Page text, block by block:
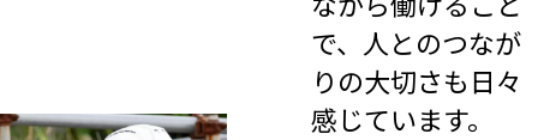
で、人とのつなが
りの大切さも日々
感じています。